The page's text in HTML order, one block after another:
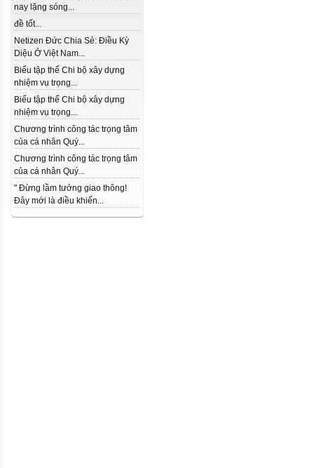
nay lặng sóng...
đề tốt...
Netizen Đức Chia Sẻ: Điều Kỳ
Diệu Ở Việt Nam...
Biểu tập thể Chi bộ xây dựng
nhiệm vụ trọng...
Biểu tập thể Chi bộ xây dựng
nhiệm vụ trọng...
Chương trình công tác trọng tâm
của cá nhân Quý...
Chương trình công tác trọng tâm
của cá nhân Quý...
" Đừng lầm tưởng giao thông!
Đây mới là điều khiến...